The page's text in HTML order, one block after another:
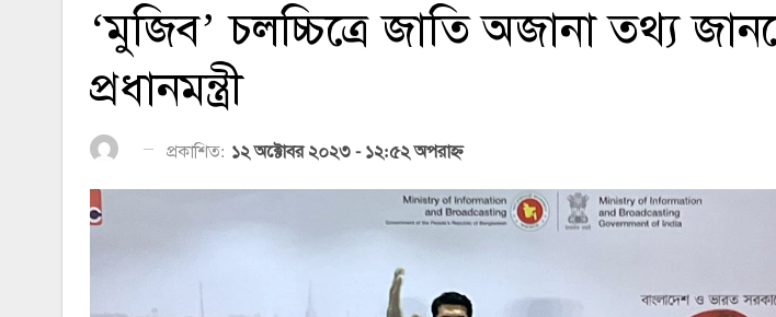
‘মুজিব’ চলচ্চিত্রে জাতি অজানা তথ্য
প্রধানমন্ত্রী
প্রকাশিত: ১২ অক্টোবর ২০২৩ - ১২:৫২ অপরাহ্ণ